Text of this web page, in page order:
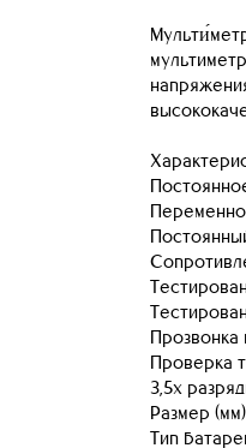
Прозвонка
Проверка
3,5х
Размер
Тип